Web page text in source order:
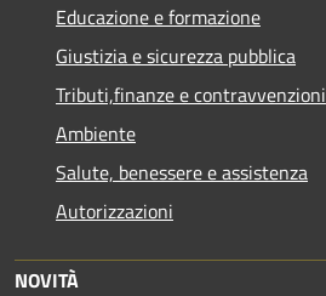
Educazione e formazione
Giustizia e sicurezza pubblica
Tributi,finanze e contravvenzioni
Ambiente
Salute, benessere e assistenza
Autorizzazioni
NOVITÀ